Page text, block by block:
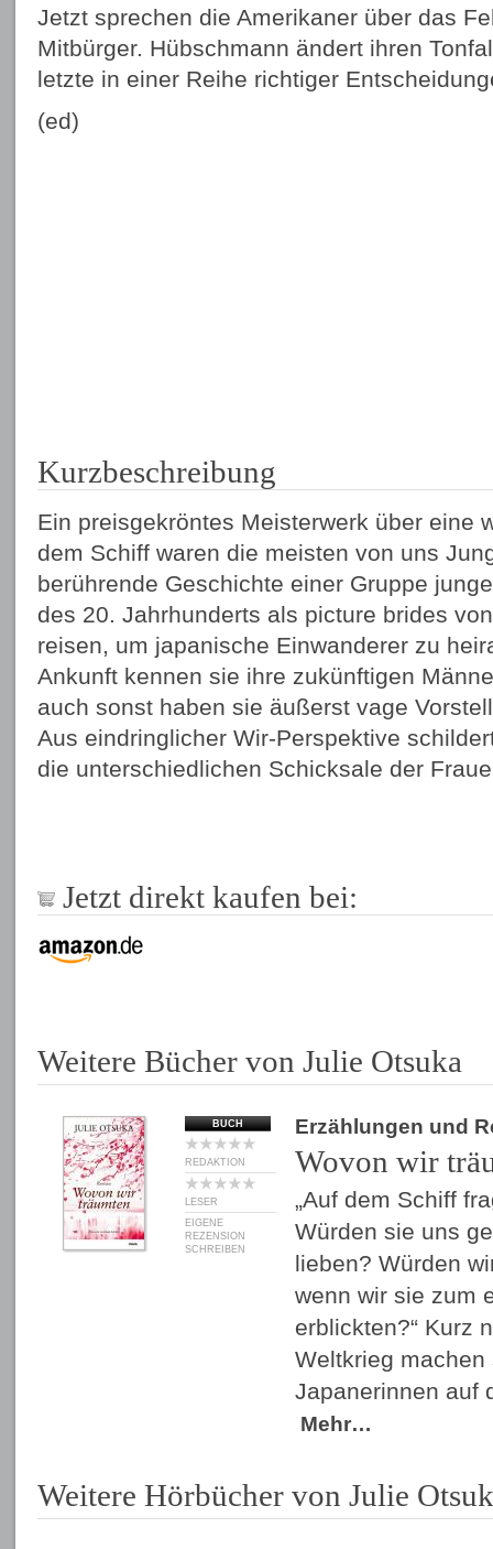
Jetzt sprechen die Amerikaner über das
Mitbürger. Hübschmann ändert ihren
letzte in einer Reihe richtiger
(ed)
Kurzbeschreibung
Ein preisgekröntes Meisterwerk über eine
dem Schiff waren die meisten von uns
berührende Geschichte einer Gruppe
des 20. Jahrhunderts als picture brides
reisen, um japanische Einwanderer zu
Ankunft kennen sie ihre zukünftigen
auch sonst haben sie äußerst vage
Aus eindringlicher Wir-Perspektive
die unterschiedlichen Schicksale der
Jetzt direkt kaufen bei:
Weitere Bücher von Julie Otsuka
BUCH
REDAKTION
LESER
EIGENE
REZENSION
SCHREIBEN
Erzählungen und
Wovon wir
„Auf dem Schiff
Würden sie uns
lieben? Würden
wenn wir sie zum
erblickten?“ Kurz
Weltkrieg
Japanerinnen auf
Mehr…
Weitere Hörbücher von Julie